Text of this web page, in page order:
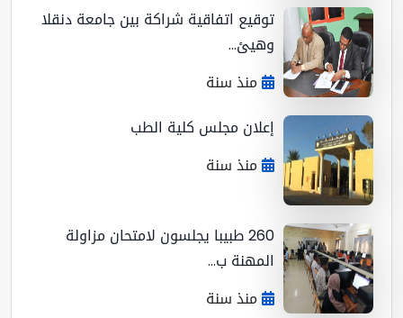
توقيع اتفاقية شراكة بين جامعة دنقلا
وهيئ...
منذ سنة
إعلان مجلس كلية الطب
منذ سنة
260 طبيبا يجلسون لامتحان مزاولة
المهنة ب...
منذ سنة